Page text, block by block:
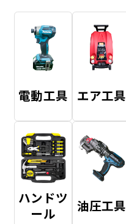
電動工具 エア工具
ハンドツ
ール
油圧工具